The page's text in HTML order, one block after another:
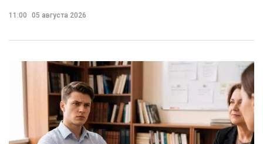
11:00 05 августа 2026